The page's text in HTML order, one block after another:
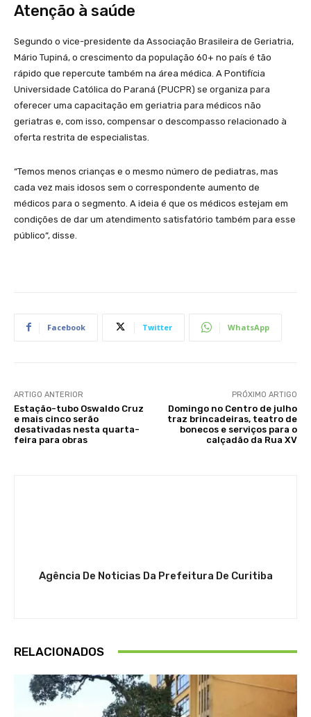
Atenção à saúde
Segundo o vice-presidente da Associação Brasileira de Geriatria,
Mário Tupiná, o crescimento da população 60+ no país é tão
rápido que repercute também na área médica. A Pontifícia
Universidade Católica do Paraná (PUCPR) se organiza para
oferecer uma capacitação em geriatria para médicos não
geriatras e, com isso, compensar o descompasso relacionado à
oferta restrita de especialistas.
“Temos menos crianças e o mesmo número de pediatras, mas
cada vez mais idosos sem o correspondente aumento de
médicos para o segmento. A ideia é que os médicos estejam em
condições de dar um atendimento satisfatório também para esse
público“, disse.
Facebook Twitter WhatsApp
ARTIGO ANTERIOR
Estação-tubo Oswaldo Cruz
e mais cinco serão
desativadas nesta quarta-
feira para obras
PRÓXIMO ARTIGO
Domingo no Centro de julho
traz brincadeiras, teatro de
bonecos e serviços para o
calçadão da Rua XV
Agência De Noticias Da Prefeitura De Curitiba
RELACIONADOS